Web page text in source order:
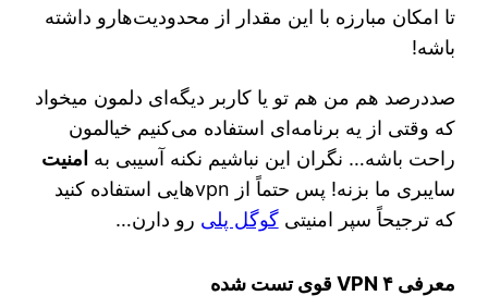
تا امکان مبارزه با این مقدار از محدودیت‌هارو داشته
باشه!
صددرصد هم من هم تو یا کاربر دیگه‌ای دلمون میخواد
که وقتی از یه برنامه‌ای استفاده می‌کنیم خیالمون
راحت باشه… نگران این نباشیم نکنه آسیبی به امنیت
سایبری ما بزنه! پس حتماً از vpnهایی استفاده کنید
که ترجیحاً سپر امنیتیگوگل پلی رو دارن…
معرفی ۴ VPN قوی تست شده